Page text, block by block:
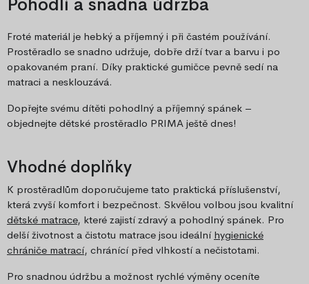
Pohodlí a snadná údržba
Froté materiál je hebký a příjemný i při častém používání.
Prostěradlo se snadno udržuje, dobře drží tvar a barvu i po
opakovaném praní. Díky praktické gumičce pevně sedí na
matraci a nesklouzává.
Dopřejte svému dítěti pohodlný a příjemný spánek –
objednejte dětské prostěradlo PRIMA ještě dnes!
Vhodné doplňky
K prostěradlům doporučujeme tato praktická příslušenství,
která zvyší komfort i bezpečnost. Skvělou volbou jsou kvalitní
dětské matrace, které zajistí zdravý a pohodlný spánek. Pro
delší životnost a čistotu matrace jsou ideální hygienické
chrániče matrací, chránící před vlhkostí a nečistotami.
Pro snadnou údržbu a možnost rychlé výměny oceníte